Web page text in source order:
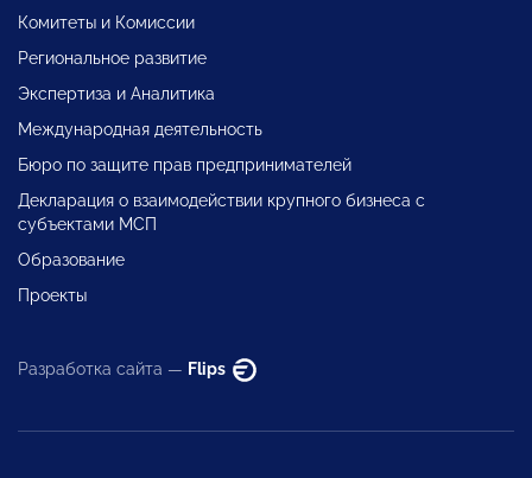
Комитеты и Комиссии
Региональное развитие
Экспертиза и Аналитика
Международная деятельность
Бюро по защите прав предпринимателей
Декларация о взаимодействии крупного бизнеса с
субъектами МСП
Образование
Проекты
Разработка сайта — Flips